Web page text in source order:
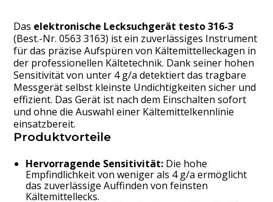
Das elektronische Lecksuchgerät testo 316-3
(Best.-Nr. 0563 3163) ist ein zuverlässiges Instrument
für das präzise Aufspüren von Kältemittelleckagen in
der professionellen Kältetechnik. Dank seiner hohen
Sensitivität von unter 4 g/a detektiert das tragbare
Messgerät selbst kleinste Undichtigkeiten sicher und
effizient. Das Gerät ist nach dem Einschalten sofort
und ohne die Auswahl einer Kältemittelkennlinie
einsatzbereit.
Produktvorteile
Hervorragende Sensitivität:Die hohe
Empfindlichkeit von weniger als 4 g/a ermöglicht
das zuverlässige Auffinden von feinsten
Kältemittellecks.